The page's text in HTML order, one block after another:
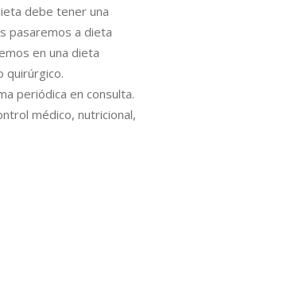
debe tener una
pasaremos a dieta
en una dieta
quirúrgico.
periódica en consulta.
médico, nutricional,